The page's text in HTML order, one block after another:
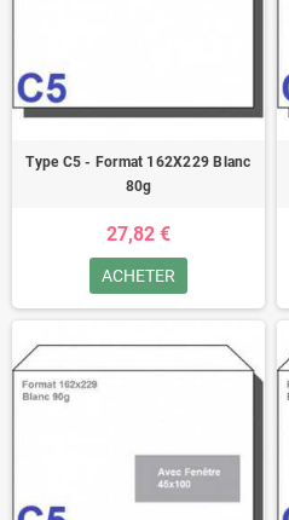
Type C5 - Format 162X229 Blanc
80g
27,82 €
ACHETER